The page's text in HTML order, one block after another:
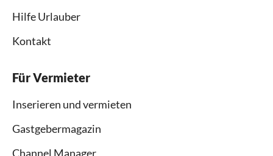
Hilfe Urlauber
Kontakt
Für Vermieter
Inserieren und vermieten
Gastgebermagazin
Channel Manager